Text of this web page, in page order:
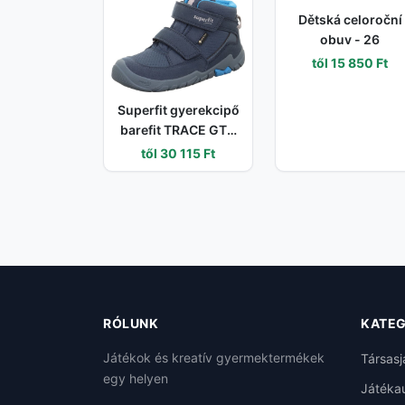
Superfit gyerekcipő
barefit TRACE GTX
Blue/Turquoise 1-
006042-8000 |
membránnal és
től 30 115 Ft
Dětská celoroční
obuv - 26
től 15 850 Ft
RÓLUNK
Játékok és kreatív gyermektermékek
egy helyen